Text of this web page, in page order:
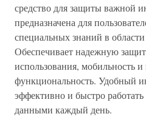
средство для защиты важной
предназначена для
специальных знаний в
Обеспечивает надежную
использования, мобильность
функциональность. Удобный
эффективно и быстро
данными каждый день.